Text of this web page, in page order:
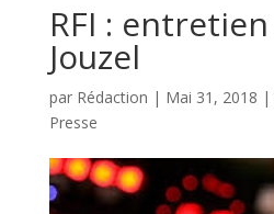
RFI : entretien
Jouzel
par Rédaction | Mai 31, 2018 |
Presse